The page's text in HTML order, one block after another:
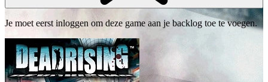
Je moet eerst inloggen om deze game aan je backlog toe te voegen.